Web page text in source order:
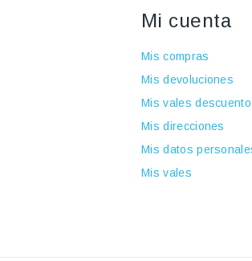
Mi cuenta
Mis compras
Mis devoluciones
Mis vales descuento
Mis direcciones
Mis datos
Mis vales